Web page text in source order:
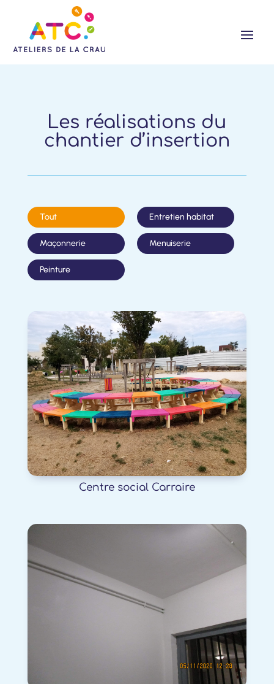
Les réalisations du
chantier d’insertion
Tout Entretien habitat
Maçonnerie Menuiserie
Peinture
Centre social Carraire